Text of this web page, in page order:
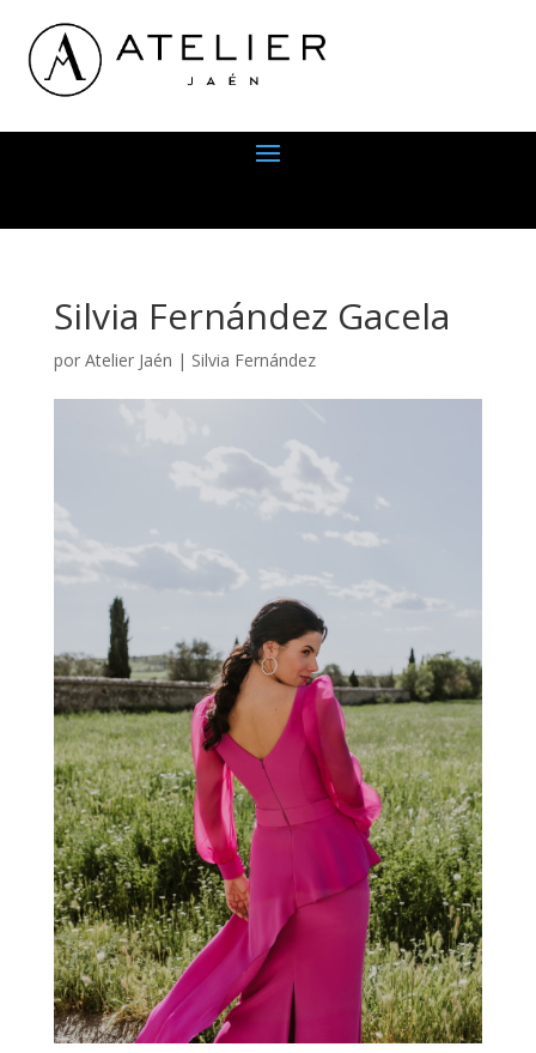
Silvia Fernández Gacela
por Atelier Jaén | Silvia Fernández